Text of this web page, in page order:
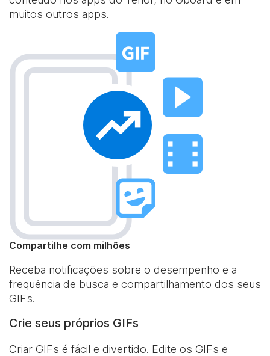
muitos outros apps.
Compartilhe com milhões
Receba notificações sobre o desempenho e a
frequência de busca e compartilhamento dos seus
GIFs.
Crie seus próprios GIFs
Criar GIFs é fácil e divertido. Edite os GIFs e